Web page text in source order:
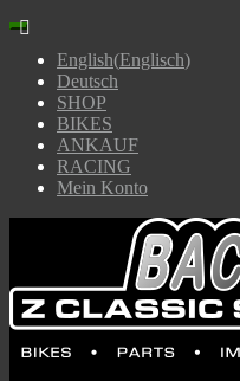
English(Englisch)
Deutsch
SHOP
BIKES
ANKAUF
RACING
Mein Konto